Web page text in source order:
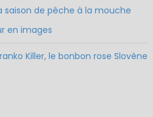
saison de pêche à la mouche
en images
Killer, le bonbon rose Slovène